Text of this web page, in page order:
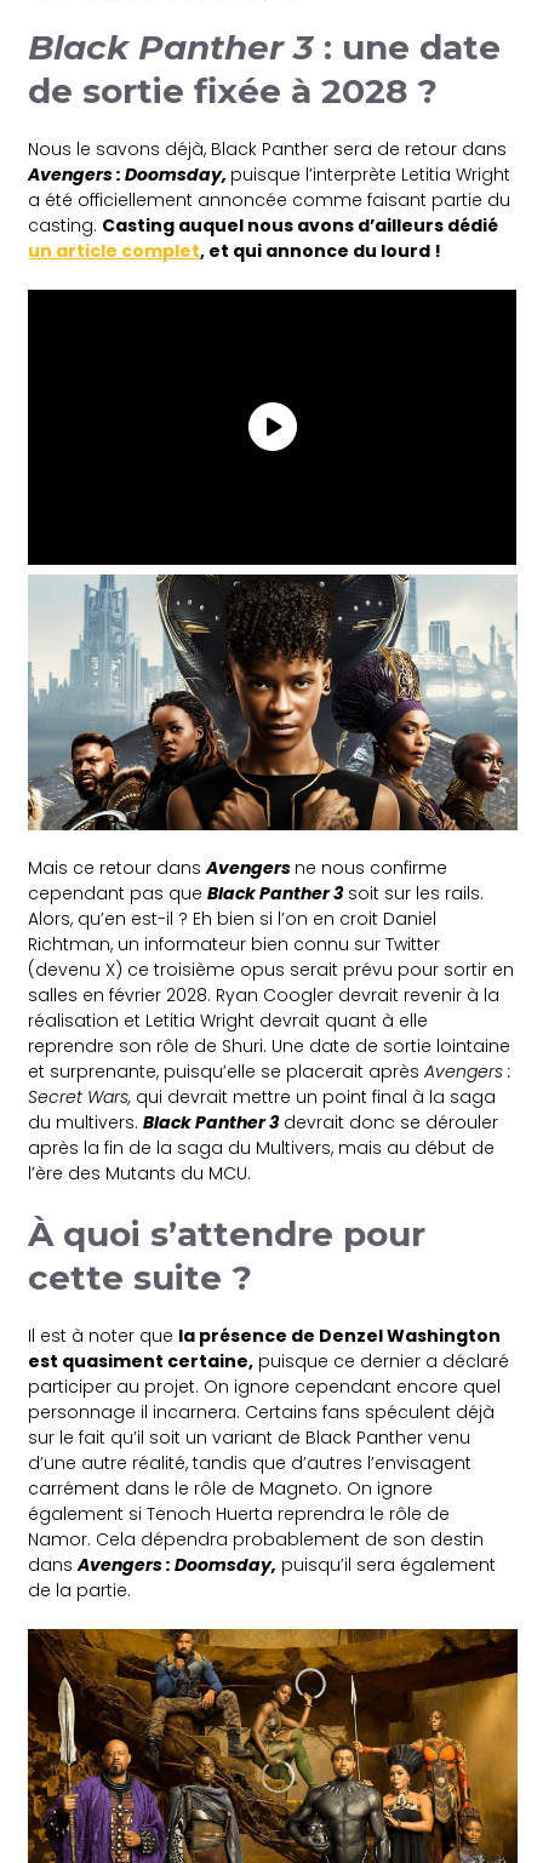
Black Panther 3 : une date
de sortie fixée à 2028 ?
Nous le savons déjà, Black Panther sera de retour dans
Avengers : Doomsday, puisque l’interprète Letitia Wright
a été officiellement annoncée comme faisant partie du
casting. Casting auquel nous avons d’ailleurs dédié
un article complet, et qui annonce du lourd !
Mais ce retour dansAvengers ne nous confirme
cependant pas queBlack Panther 3soit sur les rails.
Alors, qu’en est-il ? Eh bien si l’on en croit Daniel
Richtman, un informateur bien connu sur Twitter
(devenu X) ce troisième opus serait prévu pour sortir en
salles en février 2028. Ryan Coogler devrait revenir à la
réalisation et Letitia Wright devrait quant à elle
reprendre son rôle de Shuri. Une date de sortie lointaine
et surprenante, puisqu’elle se placerait aprèsAvengers :
Secret Wars, qui devrait mettre un point final à la saga
du multivers.Black Panther 3devrait donc se dérouler
après la fin de la saga du Multivers, mais au début de
l’ère des Mutants du MCU.
À quoi s’attendre pour
cette suite ?
Il est à noter que la présence de Denzel Washington
est quasiment certaine, puisque ce dernier a déclaré
participer au projet. On ignore cependant encore quel
personnage il incarnera. Certains fans spéculent déjà
sur le fait qu’il soit un variant de Black Panther venu
d’une autre réalité, tandis que d’autres l’envisagent
carrément dans le rôle de Magneto. On ignore
également si Tenoch Huerta reprendra le rôle de
Namor. Cela dépendra probablement de son destin
dansAvengers : Doomsday, puisqu’il sera également
de la partie.